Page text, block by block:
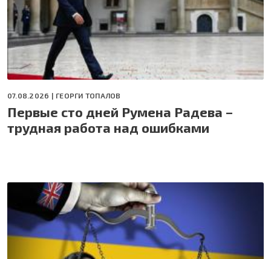
07.08.2026 | ГЕОРГИ ТОПАЛОВ
Первые сто дней Румена Радева –
трудная работа над ошибками